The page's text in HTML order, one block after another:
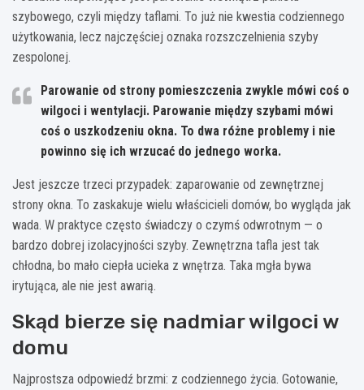
szybowego, czyli między taflami. To już nie kwestia codziennego
użytkowania, lecz najczęściej oznaka rozszczelnienia szyby
zespolonej.
Parowanie od strony pomieszczenia zwykle mówi coś o
wilgoci i wentylacji. Parowanie między szybami mówi
coś o uszkodzeniu okna. To dwa różne problemy i nie
powinno się ich wrzucać do jednego worka.
Jest jeszcze trzeci przypadek: zaparowanie od zewnętrznej
strony okna. To zaskakuje wielu właścicieli domów, bo wygląda jak
wada. W praktyce często świadczy o czymś odwrotnym — o
bardzo dobrej izolacyjności szyby. Zewnętrzna tafla jest tak
chłodna, bo mało ciepła ucieka z wnętrza. Taka mgła bywa
irytująca, ale nie jest awarią.
Skąd bierze się nadmiar wilgoci w
domu
Najprostsza odpowiedź brzmi: z codziennego życia. Gotowanie,